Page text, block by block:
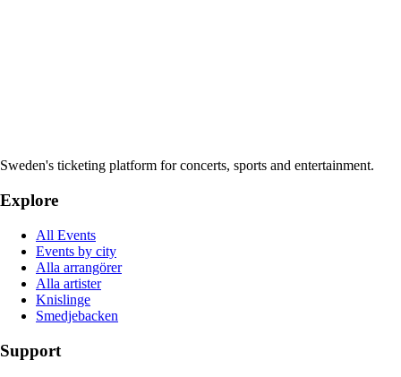
Sweden's ticketing platform for concerts, sports and entertainment.
Explore
All Events
Events by city
Alla arrangörer
Alla artister
Knislinge
Smedjebacken
Support